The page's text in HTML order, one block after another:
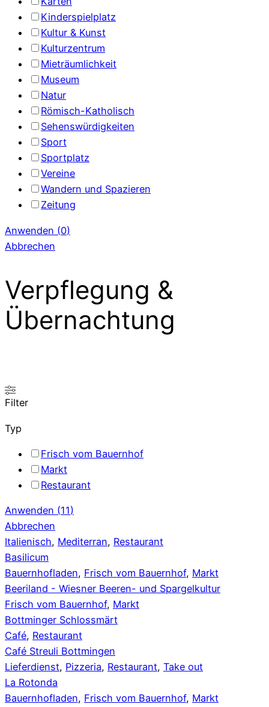
Kinderspielplatz
Kultur & Kunst
Kulturzentrum
Mieträumlichkeit
Museum
Natur
Römisch-Katholisch
Sehenswürdigkeiten
Sport
Sportplatz
Vereine
Wandern und Spazieren
Zeitung
Anwenden (0)
Abbrechen
Verpflegung &
Übernachtung
Filter
Typ
Frisch vom Bauernhof
Markt
Restaurant
Anwenden (11)
Abbrechen
Italienisch, Mediterran, Restaurant
Basilicum
Bauernhofladen, Frisch vom Bauernhof, Markt
Beeriland - Wiesner Beeren- und Spargelkultur
Frisch vom Bauernhof, Markt
Bottminger Schlossmärt
Café, Restaurant
Café Streuli Bottmingen
Lieferdienst, Pizzeria, Restaurant, Take out
La Rotonda
Bauernhofladen, Frisch vom Bauernhof, Markt